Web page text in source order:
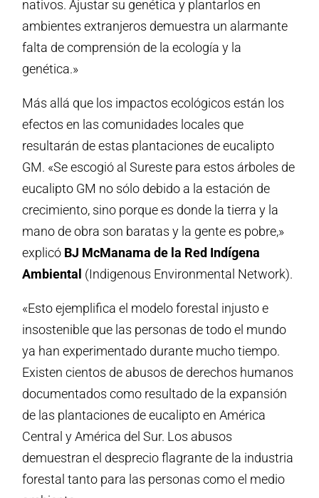
nativos. Ajustar su genética y plantarlos en
ambientes extranjeros demuestra un alarmante
falta de comprensión de la ecología y la
genética.»
Más allá que los impactos ecológicos están los
efectos en las comunidades locales que
resultarán de estas plantaciones de eucalipto
GM. «Se escogió al Sureste para estos árboles de
eucalipto GM no sólo debido a la estación de
crecimiento, sino porque es donde la tierra y la
mano de obra son baratas y la gente es pobre,»
explicó BJ McManama de la Red Indígena
Ambiental (Indigenous Environmental Network).
«Esto ejemplifica el modelo forestal injusto e
insostenible que las personas de todo el mundo
ya han experimentado durante mucho tiempo.
Existen cientos de abusos de derechos humanos
documentados como resultado de la expansión
de las plantaciones de eucalipto en América
Central y América del Sur. Los abusos
demuestran el desprecio flagrante de la industria
forestal tanto para las personas como el medio